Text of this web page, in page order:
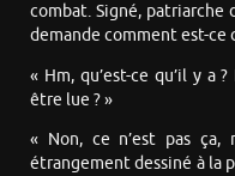
combat. Signé, patriarche
demande comment est-ce
« Hm, qu’est-ce qu’il y a
être lue ? »
« Non, ce n’est pas
étrangement dessiné à la